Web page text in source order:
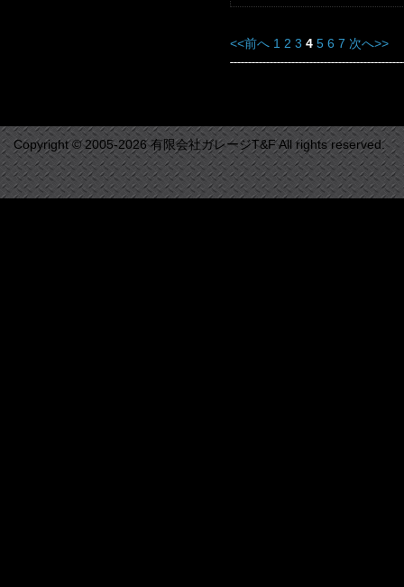
<<前へ 1 2 3 4 5 6 7 次へ>>
Copyright © 2005-2026 有限会社ガレージT&F All rights reserved.